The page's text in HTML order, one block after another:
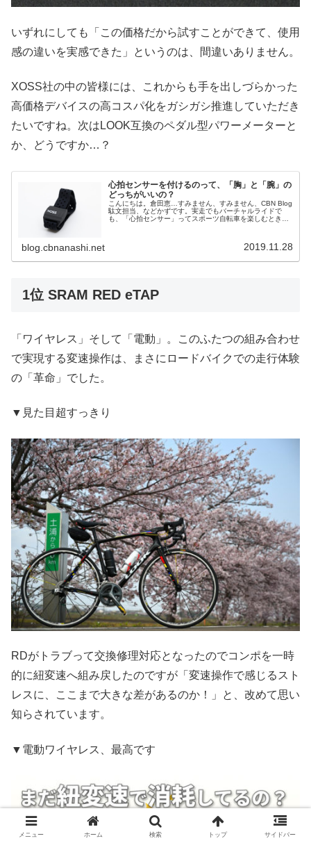
いずれにしても「この価格だから試すことができて、使用
感の違いを実感できた」というのは、間違いありません。
XOSS社の中の皆様には、これからも手を出しづらかった
高価格デバイスの高コスパ化をガシガシ推進していただき
たいですね。次はLOOK互換のペダル型パワーメーターと
か、どうですか…？
心拍センサーを付けるのって、「胸」と「腕」の
どっちがいいの？
こんにちは。倉田恵…すみません、すみません、CBN Blog
駄文担当、などかずです。実走でもバーチャルライドで
も、「心拍センサー」ってスポーツ自転車を楽しむときの
blog.cbnanashi.net 2019.11.28
1位 SRAM RED eTAP
「ワイヤレス」そして「電動」。このふたつの組み合わせ
で実現する変速操作は、まさにロードバイクでの走行体験
の「革命」でした。
▼見た目超すっきり
RDがトラブって交換修理対応となったのでコンポを一時
的に紐変速へ組み戻したのですが「変速操作で感じるスト
レスに、ここまで大きな差があるのか！」と、改めて思い
知らされています。
▼電動ワイヤレス、最高です
メニュー ホーム 検索 トップ サイドバー